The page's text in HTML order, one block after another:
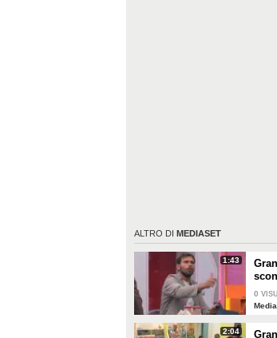
ALTRO DI MEDIASET
1:43
e
0
2:04